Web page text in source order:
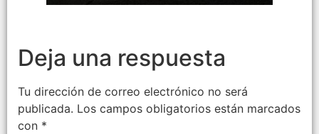
Deja una respuesta
Tu dirección de correo electrónico no será
publicada. Los campos obligatorios están marcados
con *